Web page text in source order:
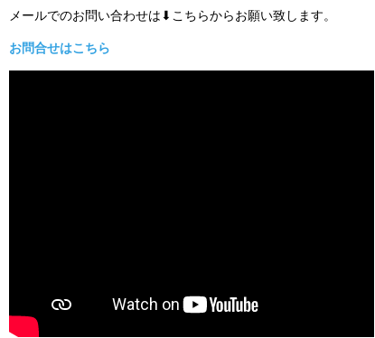
メールでのお問い合わせは⬇こちらからお願い致します。
お問合せはこちら